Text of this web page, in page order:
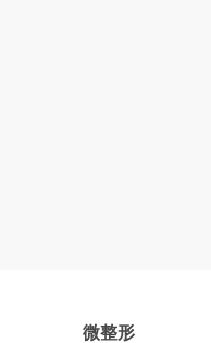
微整形